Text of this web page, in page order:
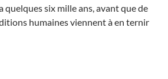
quelques six mille ans, avant que de
humaines viennent à en ternir